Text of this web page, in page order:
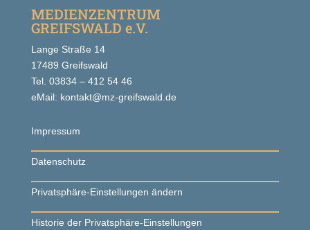
MEDIENZENTRUM
GREIFSWALD e.V.
Lange Straße 14
17489 Greifswald
Tel. 03834 – 412 54 46
eMail: kontakt@mz-greifswald.de
Impressum
Datenschutz
Privatsphäre-Einstellungen ändern
Historie der Privatsphäre-Einstellungen